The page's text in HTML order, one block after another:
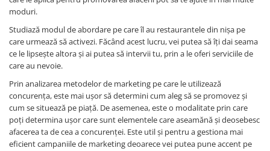
moduri.
Studiază modul de abordare pe care îl au restaurantele din nișa pe
care urmează să activezi. Făcând acest lucru, vei putea să îți dai seama
ce le lipsește altora și ai putea să intervii tu, prin a le oferi serviciile de
care au nevoie.
Prin analizarea metodelor de marketing pe care le utilizează
concurența, este mai ușor să determini cum aleg să se promovez și
cum se situează pe piață. De asemenea, este o modalitate prin care
poți determina ușor care sunt elementele care aseamănă și deosebesc
afacerea ta de cea a concurenței. Este util și pentru a gestiona mai
eficient campaniile de marketing deoarece vei putea pune accent pe